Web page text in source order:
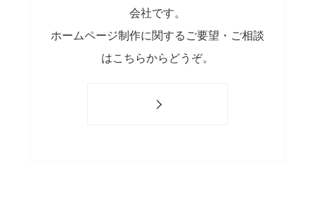
会社です。
ホームページ制作に関するご要望・ご相談
はこちらからどうぞ。